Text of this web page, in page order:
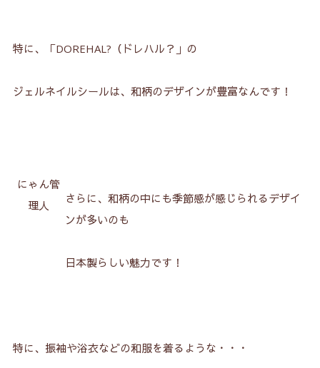
特に、「DOREHAL?（ドレハル？」の
ジェルネイルシールは、和柄のデザインが豊富なんです！
にゃん管
理人
さらに、和柄の中にも季節感が感じられるデザイ
ンが多いのも
日本製らしい魅力です！
特に、振袖や浴衣などの和服を着るような・・・